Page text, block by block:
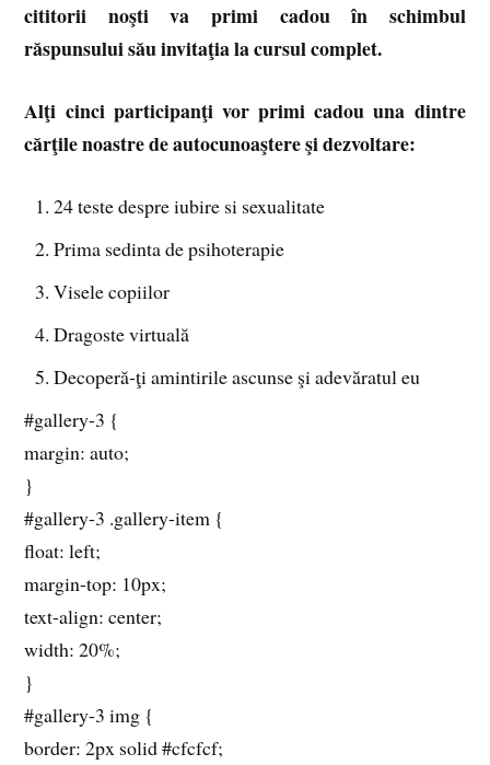
cititorii noşti va primi cadou în schimbul
răspunsului său invitaţia la cursul complet.
Alţi cinci participanţi vor primi cadou una dintre
cărţile noastre de autocunoaştere şi dezvoltare:
24 teste despre iubire si sexualitate
Prima sedinta de psihoterapie
Visele copiilor
Dragoste virtuală
Decoperă-ţi amintirile ascunse şi adevăratul eu
#gallery-3 {
margin: auto;
}
#gallery-3 .gallery-item {
float: left;
margin-top: 10px;
text-align: center;
width: 20%;
}
#gallery-3 img {
border: 2px solid #cfcfcf;